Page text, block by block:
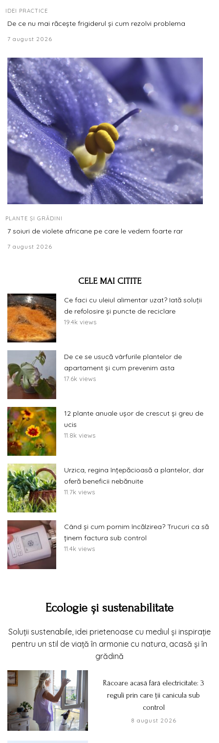
IDEI PRACTICE
De ce nu mai răcește frigiderul și cum rezolvi problema
7 august 2026
PLANTE ȘI GRĂDINI
7 soiuri de violete africane pe care le vedem foarte rar
7 august 2026
CELE MAI CITITE
Ce faci cu uleiul alimentar uzat? Iată soluții
de refolosire și puncte de reciclare
19.4k views
De ce se usucă vârfurile plantelor de
apartament și cum prevenim asta
17.6k views
12 plante anuale ușor de crescut și greu de
ucis
11.8k views
Urzica, regina înțepăcioasă a plantelor, dar
oferă beneficii nebănuite
11.7k views
Când și cum pornim încălzirea? Trucuri ca să
ținem factura sub control
11.4k views
Ecologie și sustenabilitate
Soluții sustenabile, idei prietenoase cu mediul și inspirație
pentru un stil de viață în armonie cu natura, acasă și în
grădină
Răcoare acasă fără electricitate: 3
reguli prin care ții canicula sub
control
8 august 2026